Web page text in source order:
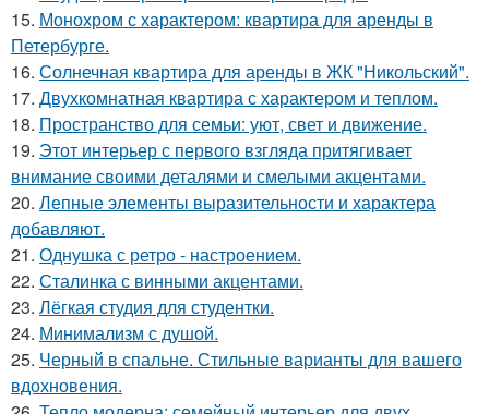
15. Монохром с характером: квартира для аренды в
Петербурге.
16. Солнечная квартира для аренды в ЖК "Никольский".
17. Двухкомнатная квартира с характером и теплом.
18. Пространство для семьи: уют, свет и движение.
19. Этот интерьер с первого взгляда притягивает
внимание своими деталями и смелыми акцентами.
20. Лепные элементы выразительности и характера
добавляют.
21. Однушка с ретро - настроением.
22. Сталинка с винными акцентами.
23. Лёгкая студия для студентки.
24. Минимализм с душой.
25. Черный в спальне. Стильные варианты для вашего
вдохновения.